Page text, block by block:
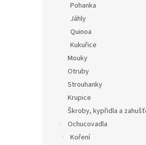
Pohanka
Jáhly
Quinoa
Kukuřice
Mouky
Otruby
Strouhanky
Krupice
Škroby, kypřidla a
Ochucovadla
Koření